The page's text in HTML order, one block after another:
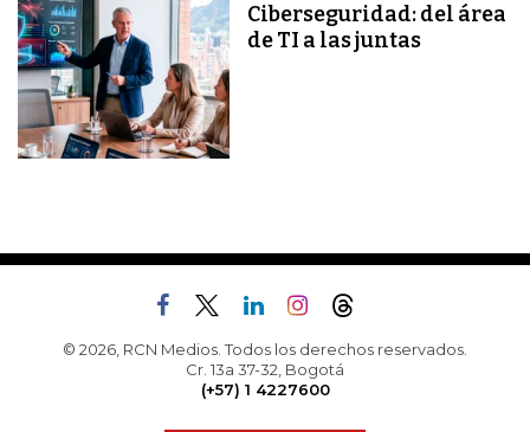
Ciberseguridad: del área
de TI a las juntas
© 2026, RCN Medios. Todos los derechos reservados.
Cr. 13a 37-32, Bogotá
(+57) 1 4227600